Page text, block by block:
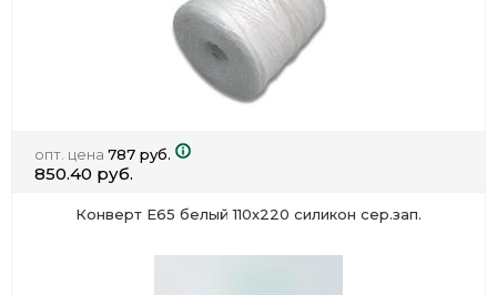
опт. цена 787 руб.
850.40 руб.
Конверт Е65 белый 110х220 силикон сер.зап.